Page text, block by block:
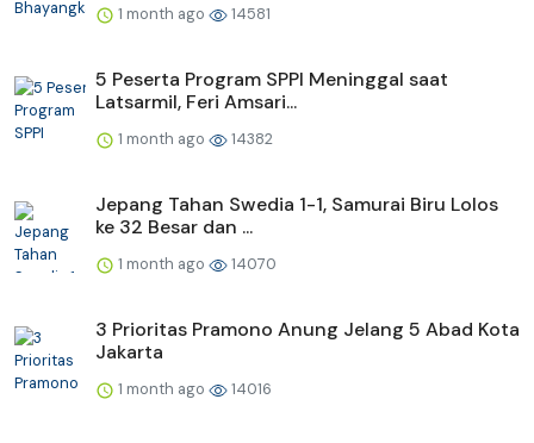
1 month ago 14581
5 Peserta Program SPPI Meninggal saat
Latsarmil, Feri Amsari...
1 month ago 14382
Jepang Tahan Swedia 1-1, Samurai Biru Lolos
ke 32 Besar dan ...
1 month ago 14070
3 Prioritas Pramono Anung Jelang 5 Abad Kota
Jakarta
1 month ago 14016